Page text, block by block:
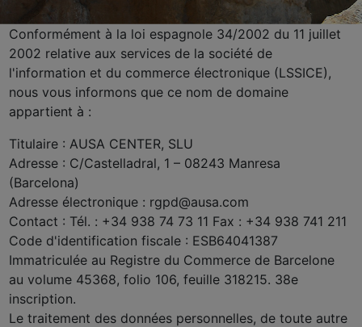
Conformément à la loi espagnole 34/2002 du 11 juillet
2002 relative aux services de la société de
l'information et du commerce électronique (LSSICE),
nous vous informons que ce nom de domaine
appartient à :
Titulaire : AUSA CENTER, SLU
Adresse : C/Castelladral, 1 – 08243 Manresa
(Barcelona)
Adresse électronique : rgpd@ausa.com
Contact : Tél. : +34 938 74 73 11 Fax : +34 938 741 211
Code d'identification fiscale : ESB64041387
Immatriculée au Registre du Commerce de Barcelone
au volume 45368, folio 106, feuille 318215. 38e
inscription.
Le traitement des données personnelles, de toute autre